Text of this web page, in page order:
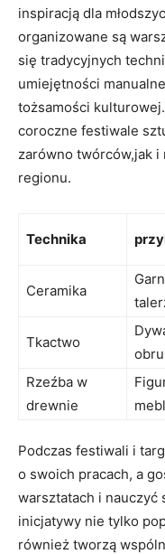
inspiracją dla
organizowane są
się tradycyjnych
umiejętności
tożsamości
coroczne festiwale
zarówno twórców,jak i
regionu.
Technika
Ceramika
Tkactwo
Rzeźba w
drewnie
Podczas festiwali i
o swoich pracach, a
warsztatach i nauczyć
inicjatywy nie tylko
również tworzą